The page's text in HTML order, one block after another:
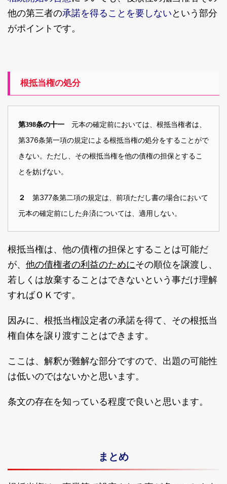
他の第三者の承諾を得ることを要しない という部分
がポイントです。
根抵当権の処分
第398条の十一 元本の確定前においては、根抵当権者は、
第376条第一項の規定による根抵当権の処分をすることがで
きない。ただし、その根抵当権を他の債権の担保とするこ
とを妨げない。
２
第377条第二項の規定は、前項ただし書の場合において
元本の確定前にした弁済については、適用しない。
根抵当権は、他の債権の担保とすることは可能だ
が、 他の債権者の利益のためにその順位を譲渡し、
若しくは放棄することはできないという事だけ理解
すればＯＫです。
因みに、根抵当権設定者の承諾を得て、その根抵当
権自体を譲り渡すことはできます。
ここは、解釈が難解な部分ですので、出題の可能性
は低いのではないかと思います。
条文の存在を知っている程度で良いと思います。
まとめ